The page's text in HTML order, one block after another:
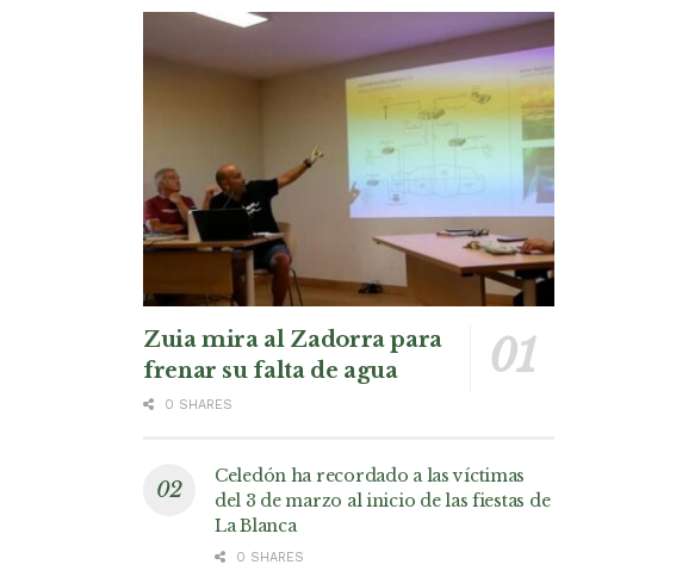
Zuia mira al Zadorra para
frenar su falta de agua
0 SHARES
Celedón ha recordado a las víctimas
del 3 de marzo al inicio de las fiestas de
La Blanca
0 SHARES